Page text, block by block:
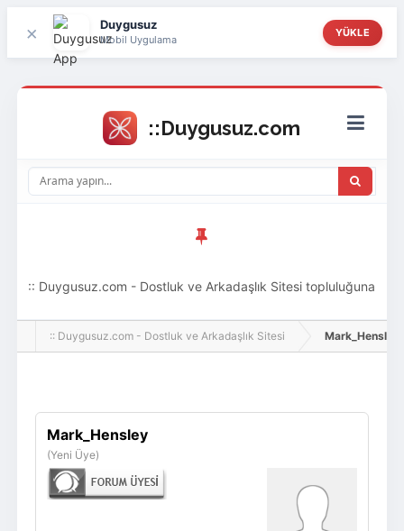
× Duygusuz
Mobil Uygulama
YÜKLE
:: Duygusuz.com - Dostluk ve Arkadaşlık Sitesi topluluğuna
hoş geldin ziyaretçi! Aramıza katılmak istersen kayıt
:: Duygusuz.com - Dostluk ve Arkadaşlık Sitesi Mark_Hensley,
Mark_Hensley
(Yeni Üye)